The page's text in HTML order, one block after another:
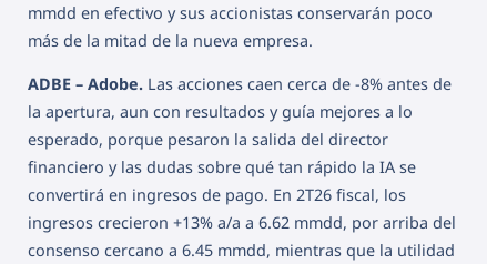
mmdd en efectivo y sus accionistas conservarán poco
más de la mitad de la nueva empresa.
ADBE – Adobe. Las acciones caen cerca de -8% antes de
la apertura, aun con resultados y guía mejores a lo
esperado, porque pesaron la salida del director
financiero y las dudas sobre qué tan rápido la IA se
convertirá en ingresos de pago. En 2T26 fiscal, los
ingresos crecieron +13% a/a a 6.62 mmdd, por arriba del
consenso cercano a 6.45 mmdd, mientras que la utilidad